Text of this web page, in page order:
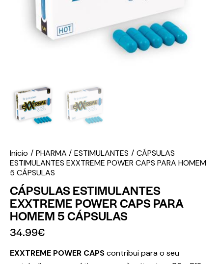
Início PHARMA ESTIMULANTES
CÁPSULAS
ESTIMULANTES EXXTREME POWER CAPS PARA HOMEM
5 CÁPSULAS
CÁPSULAS ESTIMULANTES
EXXTREME POWER CAPS PARA
HOMEM 5 CÁPSULAS
34.99€
EXXTREME POWER CAPScontribui para o seu